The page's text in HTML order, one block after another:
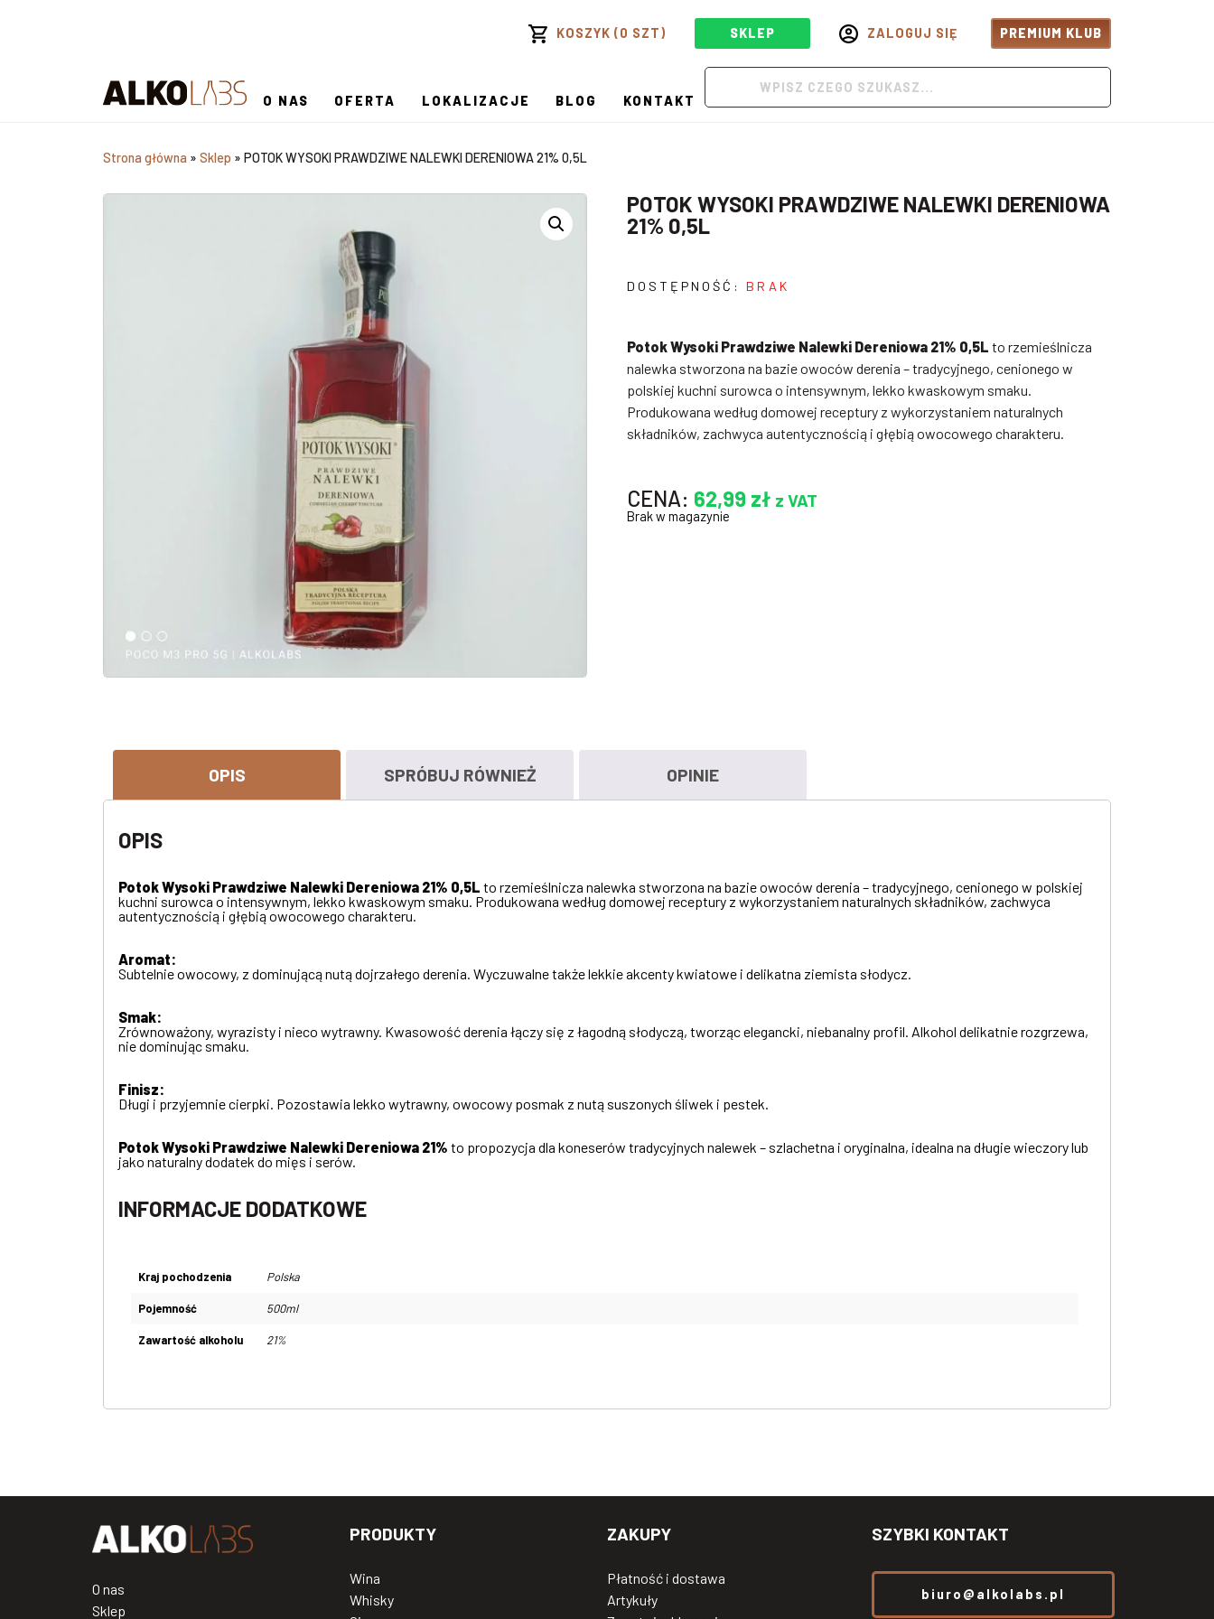
KOSZYK (0 SZT) SKLEP ZALOGUJ SIĘ PREMIUM KLUB
O NAS OFERTA LOKALIZACJE BLOG KONTAKT
Strona główna » Sklep » POTOK WYSOKI PRAWDZIWE NALEWKI DERENIOWA 21% 0,5L
POTOK WYSOKI PRAWDZIWE NALEWKI DERENIOWA
21% 0,5L
DOSTĘPNOŚĆ:BRAK
Potok Wysoki Prawdziwe Nalewki Dereniowa 21% 0,5L to rzemieślnicza
nalewka stworzona na bazie owoców derenia – tradycyjnego, cenionego w
polskiej kuchni surowca o intensywnym, lekko kwaskowym smaku.
Produkowana według domowej receptury z wykorzystaniem naturalnych
składników, zachwyca autentycznością i głębią owocowego charakteru.
CENA: 62,99 zł z VAT
Brak w magazynie
OPIS SPRÓBUJ RÓWNIEŻ OPINIE
OPIS
Potok Wysoki Prawdziwe Nalewki Dereniowa 21% 0,5L to rzemieślnicza nalewka stworzona na bazie owoców derenia – tradycyjnego, cenionego w polskiej
kuchni surowca o intensywnym, lekko kwaskowym smaku. Produkowana według domowej receptury z wykorzystaniem naturalnych składników, zachwyca
autentycznością i głębią owocowego charakteru.
Aromat:
Subtelnie owocowy, z dominującą nutą dojrzałego derenia. Wyczuwalne także lekkie akcenty kwiatowe i delikatna ziemista słodycz.
Smak:
Zrównoważony, wyrazisty i nieco wytrawny. Kwasowość derenia łączy się z łagodną słodyczą, tworząc elegancki, niebanalny profil. Alkohol delikatnie rozgrzewa,
nie dominując smaku.
Finisz:
Długi i przyjemnie cierpki. Pozostawia lekko wytrawny, owocowy posmak z nutą suszonych śliwek i pestek.
Potok Wysoki Prawdziwe Nalewki Dereniowa 21% to propozycja dla koneserów tradycyjnych nalewek – szlachetna i oryginalna, idealna na długie wieczory lub
jako naturalny dodatek do mięs i serów.
INFORMACJE DODATKOWE
Kraj pochodzenia Polska
Pojemność 500ml
Zawartość alkoholu 21%
O nas
Sklep
PRODUKTY
Wina
Whisky
ZAKUPY
Płatność i dostawa
Artykuły
SZYBKI KONTAKT
biuro@alkolabs.pl